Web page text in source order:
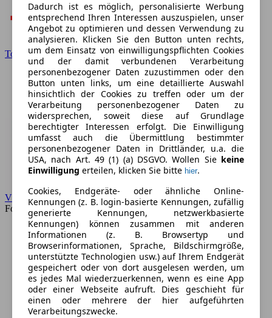
Toyota
VW
Forum
Dadurch ist es möglich, personalisierte Werbung
entsprechend Ihren Interessen auszuspielen, unser
Angebot zu optimieren und dessen Verwendung zu
analysieren. Klicken Sie den Button unten rechts,
um dem Einsatz von einwilligungspflichten Cookies
und der damit verbundenen Verarbeitung
personenbezogener Daten zuzustimmen oder den
Button unten links, um eine detaillierte Auswahl
hinsichtlich der Cookies zu treffen oder um der
Verarbeitung personenbezogener Daten zu
widersprechen, soweit diese auf Grundlage
berechtigter Interessen erfolgt. Die Einwilligung
umfasst auch die Übermittlung bestimmter
personenbezogener Daten in Drittländer, u.a. die
USA, nach Art. 49 (1) (a) DSGVO. Wollen Sie keine
Einwilligung erteilen, klicken Sie bitte hier.
Cookies, Endgeräte- oder ähnliche Online-
Kennungen (z. B. login-basierte Kennungen, zufällig
generierte Kennungen, netzwerkbasierte
Kennungen) können zusammen mit anderen
Informationen (z. B. Browsertyp und
Browserinformationen, Sprache, Bildschirmgröße,
unterstützte Technologien usw.) auf Ihrem Endgerät
gespeichert oder von dort ausgelesen werden, um
es jedes Mal wiederzuerkennen, wenn es eine App
oder einer Webseite aufruft. Dies geschieht für
einen oder mehrere der hier aufgeführten
Verarbeitungszwecke.